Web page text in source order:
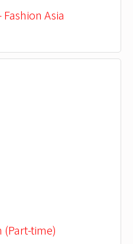
Asia
(Part-time)